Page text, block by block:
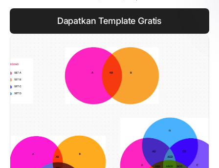
Dapatkan Template Gratis